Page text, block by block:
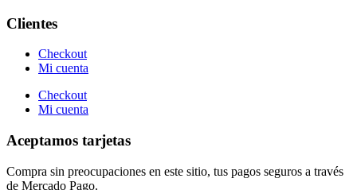
Clientes
Checkout
Mi cuenta
Checkout
Mi cuenta
Aceptamos tarjetas
Compra sin preocupaciones en este sitio, tus pagos seguros a través
de Mercado Pago.